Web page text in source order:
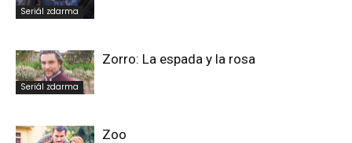
Seriál zdarma
Seriál zdarma
Zorro: La espada y la rosa
Zoo